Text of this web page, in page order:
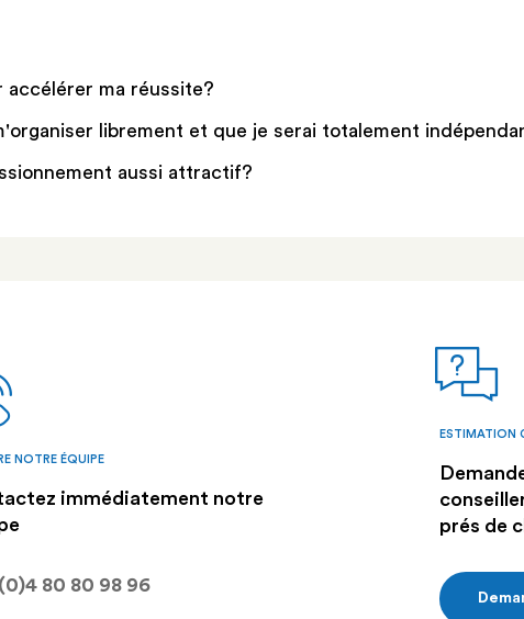
accélérer ma réussite?
librement et que je serai totalement
aussi attractif?
NOTRE ÉQUIPE
immédiatement notre
80 80 98 96
ESTIMATION
prés de